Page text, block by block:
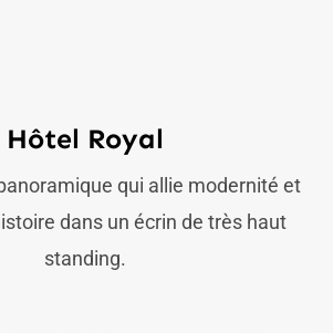
Hôtel Royal
qui allie modernité et
dans un écrin de très haut
standing.